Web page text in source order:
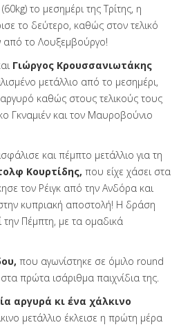
το μεσημέρι της Τρίτης, η
το δεύτερο, καθώς στον τελικό
από το Λουξεμβούργο!
Γιώργος Κρουσσανιωτάκης
μετάλλιο από το μεσημέρι,
αργυρό καθώς στους τελικούς τους
Γκναμιέν και τον Μαυροβούνιο
και πέμπτο μετάλλιο για τη
Κουρτίδης, που είχε χάσει στα
τον Ρέιγκ από την Ανδόρα και
κυπριακή αποστολή! Η δράση
Πέμπτη, με τα ομαδικά
που αγωνίστηκε σε όμιλο round
πρώτα ισάριθμα παιχνίδια της.
αργυρά κι ένα χάλκινο
μετάλλιο έκλεισε η πρώτη μέρα